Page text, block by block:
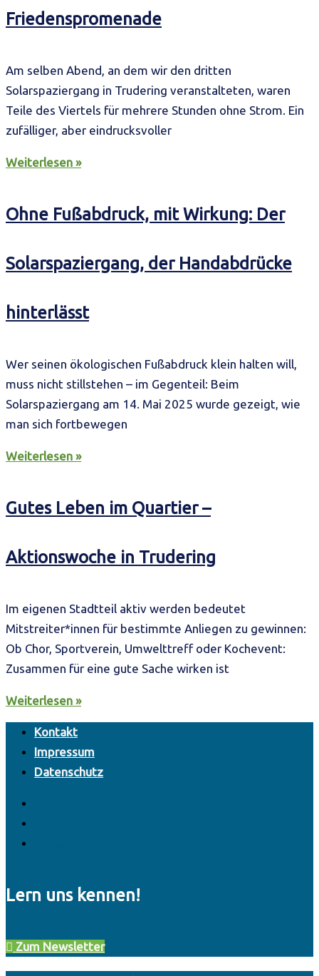
Friedenspromenade
Am selben Abend, an dem wir den dritten
Solarspaziergang in Trudering veranstalteten, waren
Teile des Viertels für mehrere Stunden ohne Strom. Ein
zufälliger, aber eindrucksvoller
Weiterlesen »
Ohne Fußabdruck, mit Wirkung: Der
Solarspaziergang, der Handabdrücke
hinterlässt
Wer seinen ökologischen Fußabdruck klein halten will,
muss nicht stillstehen – im Gegenteil: Beim
Solarspaziergang am 14. Mai 2025 wurde gezeigt, wie
man sich fortbewegen
Weiterlesen »
Gutes Leben im Quartier –
Aktionswoche in Trudering
Im eigenen Stadtteil aktiv werden bedeutet
Mitstreiter*innen für bestimmte Anliegen zu gewinnen:
Ob Chor, Sportverein, Umwelttreff oder Kochevent:
Zusammen für eine gute Sache wirken ist
Weiterlesen »
Kontakt
Impressum
Datenschutz
Lern uns kennen!
Zum Newsletter